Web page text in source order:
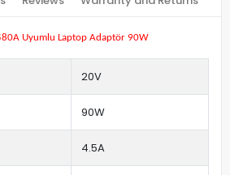
Uyumlu Laptop Adaptör 90W
20V
90W
4.5A